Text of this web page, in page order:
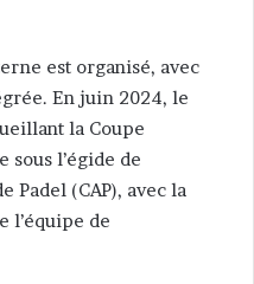
est organisé, avec
En juin 2024, le
la Coupe
sous l’égide de
Padel (CAP), avec la
l’équipe de